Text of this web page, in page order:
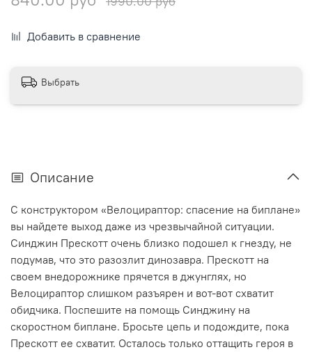
Добавить в сравнение
Выбрать
Описание
С конструктором «Велоцираптор: спасение на биплане»
вы найдете выход даже из чрезвычайной ситуации.
Синджин Прескотт очень близко подошел к гнезду, не
подумав, что это разозлит динозавра. Прескотт на
своем внедорожнике прячется в джунглях, но
Велоцираптор слишком разъярен и вот-вот схватит
обидчика. Поспешите на помощь Синджину на
скоростном биплане. Бросьте цепь и подождите, пока
Прескотт ее схватит. Осталось только оттащить героя в